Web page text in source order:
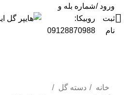
ورود /
ثبت
نام
شماره بله و
روبیکا:
09128870988
خانه
دسته گل